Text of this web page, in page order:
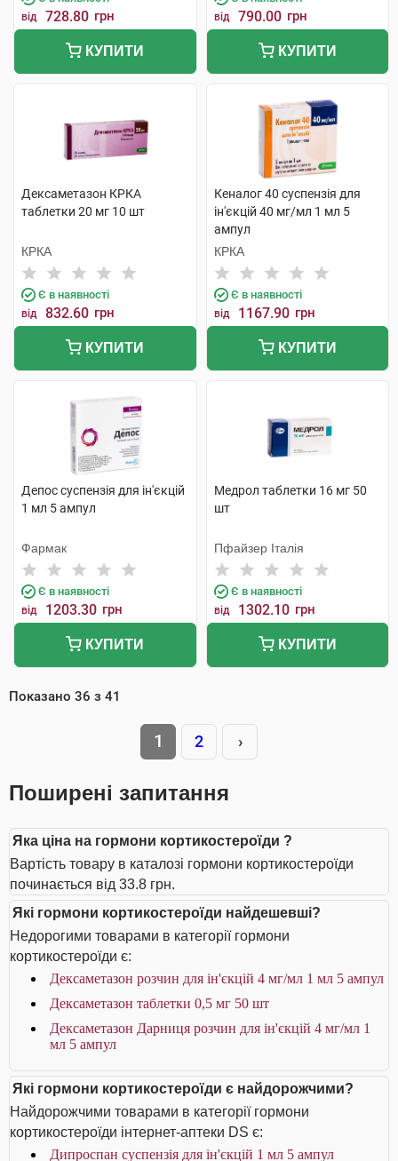
від 728.80 грн
КУПИТИ
від 790.00 грн
КУПИТИ
Дексаметазон КРКА
таблетки 20 мг 10 шт
КРКА
Є в наявності
від 832.60 грн
КУПИТИ
Кеналог 40 суспензія для
ін'єкцій 40 мг/мл 1 мл 5
ампул
КРКА
Є в наявності
від 1167.90 грн
КУПИТИ
Депос суспензія для ін'єкцій
1 мл 5 ампул
Фармак
Є в наявності
від 1203.30 грн
КУПИТИ
Медрол таблетки 16 мг 50
шт
Пфайзер Італія
Є в наявності
від 1302.10 грн
КУПИТИ
Показано 36 з 41
1 2 ›
Поширені запитання
Яка ціна на гормони кортикостероїди ?
Вартість товару в каталозі гормони кортикостероїди
починається від 33.8 грн.
Які гормони кортикостероїди найдешевші?
Недорогими товарами в категорії гормони
кортикостероїди є:
Дексаметазон розчин для ін'єкцій 4 мг/мл 1 мл 5 ампул
Дексаметазон таблетки 0,5 мг 50 шт
Дексаметазон Дарниця розчин для ін'єкцій 4 мг/мл 1
мл 5 ампул
Які гормони кортикостероїди є найдорожчими?
Найдорожчими товарами в категорії гормони
кортикостероїди інтернет-аптеки DS є:
Дипроспан суспензія для ін'єкцій 1 мл 5 ампул